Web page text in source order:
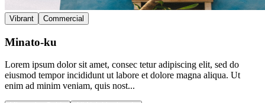
Vibrant Commercial
Minato-ku
Lorem ipsum dolor sit amet, consec tetur adipiscing elit, sed do
eiusmod tempor incididunt ut labore et dolore magna aliqua. Ut
enim ad minim veniam, quis nost...